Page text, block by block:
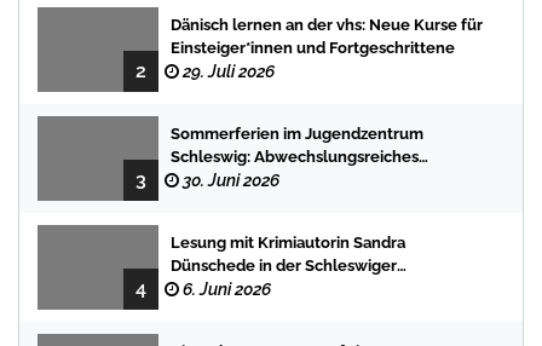
2
Dänisch lernen an der vhs: Neue Kurse für
Einsteiger*innen und Fortgeschrittene
29. Juli 2026
3
Sommerferien im Jugendzentrum
Schleswig: Abwechslungsreiches
Programm für Kinder und Jugendliche
30. Juni 2026
4
Lesung mit Krimiautorin Sandra
Dünschede in der Schleswiger
Stadtbücherei
6. Juni 2026